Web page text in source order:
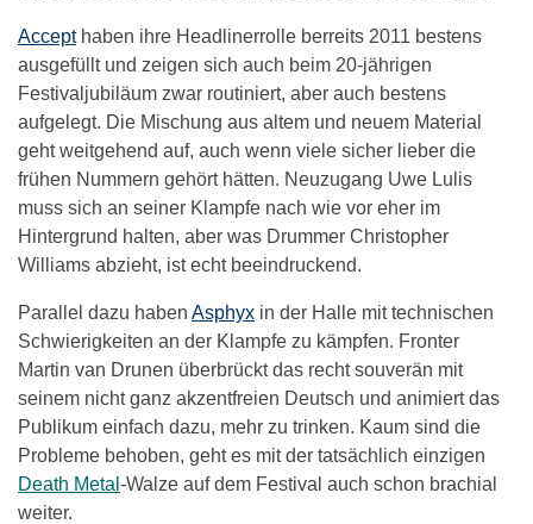
Accepthaben ihre Headlinerrolle berreits 2011 bestens
ausgefüllt und zeigen sich auch beim 20-jährigen
Festivaljubiläum zwar routiniert, aber auch bestens
aufgelegt. Die Mischung aus altem und neuem Material
geht weitgehend auf, auch wenn viele sicher lieber die
frühen Nummern gehört hätten. Neuzugang Uwe Lulis
muss sich an seiner Klampfe nach wie vor eher im
Hintergrund halten, aber was Drummer Christopher
Williams abzieht, ist echt beeindruckend.
Parallel dazu haben Asphyx in der Halle mit technischen
Schwierigkeiten an der Klampfe zu kämpfen. Fronter
Martin van Drunen überbrückt das recht souverän mit
seinem nicht ganz akzentfreien Deutsch und animiert das
Publikum einfach dazu, mehr zu trinken. Kaum sind die
Probleme behoben, geht es mit der tatsächlich einzigen
Death Metal -Walze auf dem Festival auch schon brachial
weiter.